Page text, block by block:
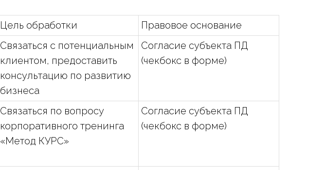
Цель обработки
Правовое основание
Связаться с потенциальным
клиентом, предоставить
консультацию по развитию
бизнеса
Согласие субъекта ПД
(чекбокс в форме)
Связаться по вопросу
корпоративного тренинга
«Метод КУРС»
Согласие субъекта ПД
(чекбокс в форме)